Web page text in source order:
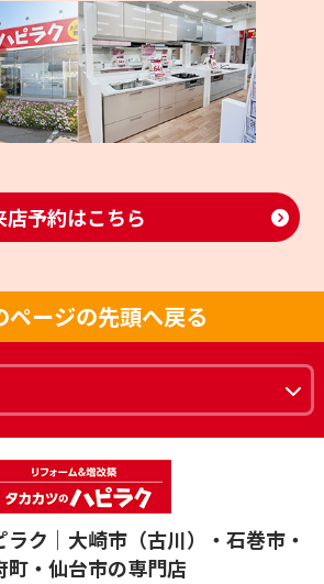
店予約はこちら
ページの先頭へ戻る
ラク｜大崎市（古川）・石巻市・
町・仙台市の専門店